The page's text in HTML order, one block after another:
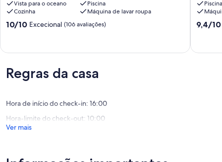
quartos
e
vista
mar,
Vale
do
Vista para o oceano
Piscina
Cozinha
Máquina de lavar roupa
Pontuação
de
máximo
de
(106
10/10 Excecional (106 avaliações)
Quartos
|
Super
Piscina
de
9,4/10
Regras da casa
Hora de início do check-in: 16:00
Hora-limite do check-out: 10:00
Ver mais